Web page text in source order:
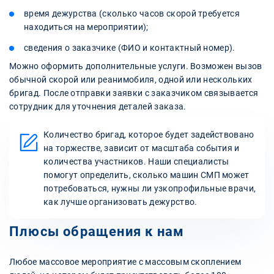
время дежурства (сколько часов скорой требуется
находиться на мероприятии);
сведения о заказчике (ФИО и контактный номер).
Можно оформить дополнительные услуги. Возможен вызов
обычной скорой или реанимобиля, одной или нескольких
бригад. После отправки заявки с заказчиком связывается
сотрудник для уточнения деталей заказа.
Количество бригад, которое будет задействовано
на торжестве, зависит от масштаба события и
количества участников. Наши специалисты
помогут определить, сколько машин СМП может
потребоваться, нужны ли узкопрофильные врачи,
как лучше организовать дежурство.
Плюсы обращения к нам
Любое массовое мероприятие с массовым скоплением